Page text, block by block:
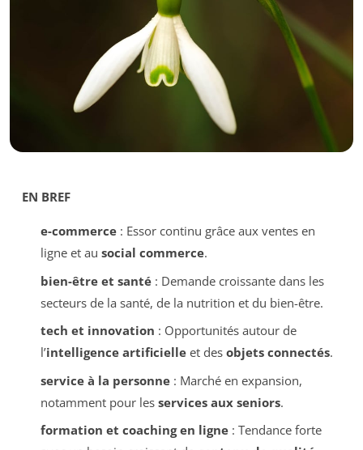
EN BREF
e-commerce: Essor continu grâce aux ventes en
ligne et au social commerce.
bien-être et santé: Demande croissante dans les
secteurs de la santé, de la nutrition et du bien-être.
tech et innovation : Opportunités autour de
l’intelligence artificielleet des objets connectés.
service à la personne: Marché en expansion,
notamment pour les services aux seniors.
formation et coaching en ligne: Tendance forte